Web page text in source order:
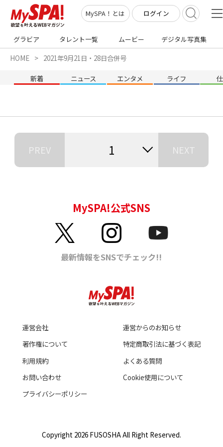
MySPA！とは ログイン
グラビア タレント一覧 ムービー デジタル写真集
HOME 2021年9月21日・28日合併号
新着 ニュース エンタメ ライフ
PREV 1 NEXT
運営会社
運営からのお知らせ
著作権について
特定商取引法に基づく表記
利用規約
よくある質問
お問い合わせ
Cookie使用について
プライバシーポリシー
Copyright 2026 FUSOSHA All Right Reserved.